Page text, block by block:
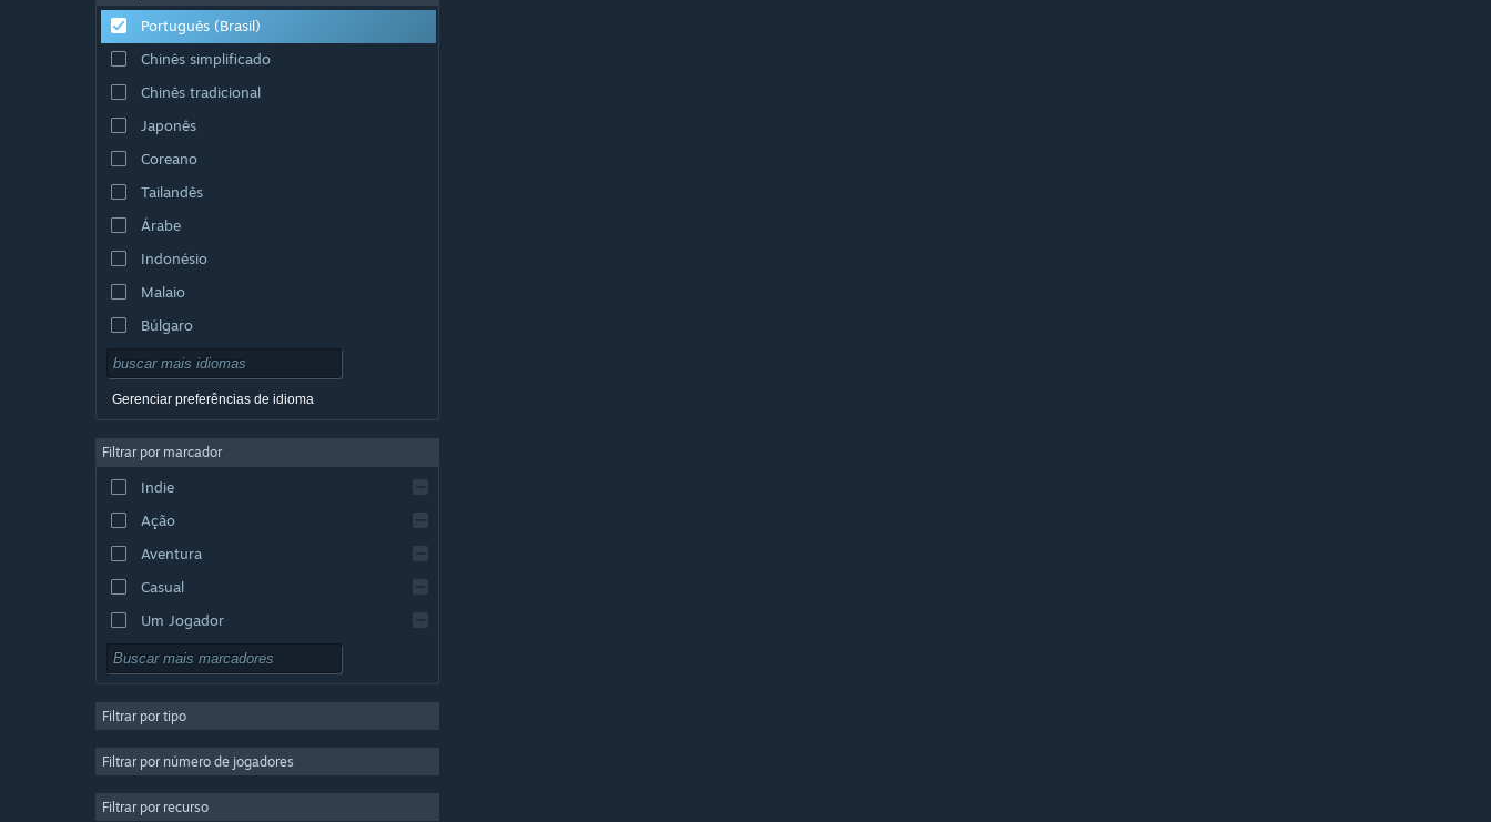
Português (Brasil)
Chinês simplificado
Chinês tradicional
Japonês
Coreano
Tailandês
Árabe
Indonésio
Malaio
Búlgaro
Tcheco
Dinamarquês
Inglês
Espanhol (Espanha)
Espanhol (América Latina)
Gerenciar preferências de idioma
Filtrar por marcador
Indie
Ação
Aventura
Casual
Um Jogador
Simulação
Estratégia
Filtrar por tipo
Filtrar por número de jogadores
Filtrar por recurso